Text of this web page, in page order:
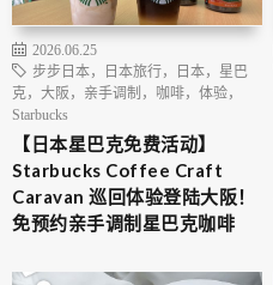
2026.06.25
步步日本，日本旅行，日本，星巴
克，大阪，亲手调制，咖啡，体验，
Starbucks
【日本星巴克免费活动】
Starbucks Coffee Craft
Caravan 巡回体验登陆大阪！
免预约亲手调制星巴克咖啡